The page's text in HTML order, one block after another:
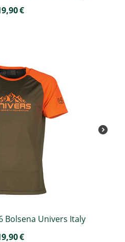
€
Bolsena Univers Italy
€